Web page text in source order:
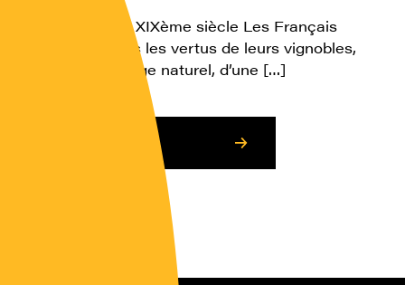
Des origines au XIXème siècle Les Français
aiment voir, dans les vertus de leurs vignobles,
l’effet d’un privilège naturel, d’une […]